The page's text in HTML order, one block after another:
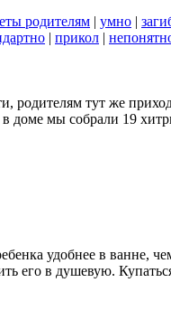
родителям | умно |
| прикол |
родителям тут же
доме мы собрали 19
удобнее в ванне,
его в душевую.